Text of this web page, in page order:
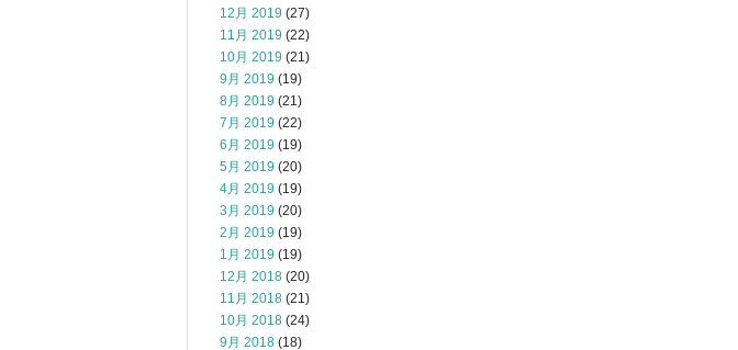
12月 2019 (27)
11月 2019 (22)
10月 2019 (21)
9月 2019 (19)
8月 2019 (21)
7月 2019 (22)
6月 2019 (19)
5月 2019 (20)
4月 2019 (19)
3月 2019 (20)
2月 2019 (19)
1月 2019 (19)
12月 2018 (20)
11月 2018 (21)
10月 2018 (24)
9月 2018 (18)